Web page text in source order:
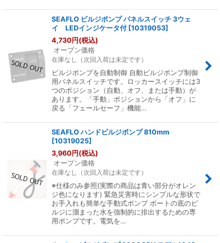
SEAFLO ビルジポンプ パネルスイッチ 3ウェ
イ LEDインジケータ付 [10319053]
4,730円(税込)
オープン価格
在庫なし（次回入荷は未定です）
ビルジポンプを自動制御 自動ビルジポンプ制御
用パネルスイッチです。ロッカースイッチには3
つのポジション（自動、オフ、または手動）が
あります。「手動」ポジションから「オフ」に
戻る「フェールセーフ」機能…
SEAFLO ハンドビルジポンプ 810mm
[10319025]
3,960円(税込)
オープン価格
在庫なし（次回入荷は未定です）
※仕様のみ参照(実際の商品は青い部分がオレン
ジ色になります) 緊急災害時にシンプルな形状で
お手入れも簡単な手動式ポンプ ボートの底のビ
ルジに溜まった水を強制的に排出するための専
用ポンプです。電気を…